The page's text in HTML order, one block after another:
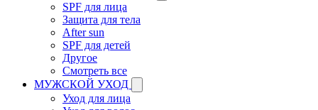
SPF для лица
Защита для тела
After sun
SPF для детей
Другое
Смотреть все
МУЖСКОЙ УХОД
Уход для лица